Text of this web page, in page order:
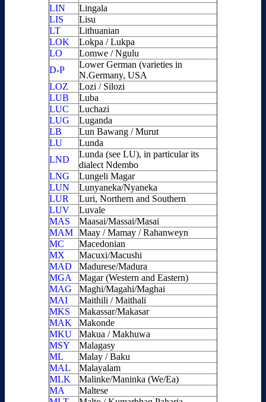
LIN
Lingala
LIS
Lisu
LT
Lithuanian
LOK
Lokpa / Lukpa
LO
Lomwe / Ngulu
D-P
Lower German (varieties in
N.Germany, USA
LOZ
Lozi / Silozi
LUB
Luba
LUC
Luchazi
LUG
Luganda
LB
Lun Bawang / Murut
LU
Lunda
LND
Lunda (see LU), in particular its
dialect Ndembo
LNG
Lungeli Magar
LUN
Lunyaneka/Nyaneka
LUR
Luri, Northern and Southern
LUV
Luvale
MAS
Maasai/Massai/Masai
MAM Maay / Mamay / Rahanweyn
MC
Macedonian
MX
Macuxi/Macushi
MAD
Madurese/Madura
MGA
Magar (Western and Eastern)
MAG
Maghi/Magahi/Maghai
MAI
Maithili / Maithali
MKS
Makassar/Makasar
MAK
Makonde
MKU
Makua / Makhuwa
MSY
Malagasy
ML
Malay / Baku
MAL
Malayalam
MLK
Malinke/Maninka (We/Ea)
MA
Maltese